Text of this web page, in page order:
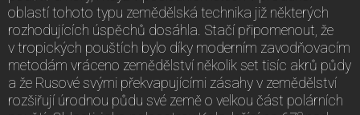
oblastí tohoto typu zemědělská technika již některých
rozhodujících úspěchů dosáhla. Stačí připomenout, že
v tropických pouštích bylo díky moderním zavodňovacím
metodám vráceno zemědělství několik set tisíc akrů půdy
a že Rusové svými překvapujícími zásahy v zemědělství
rozšiřují úrodnou půdu své země o velkou část polárních